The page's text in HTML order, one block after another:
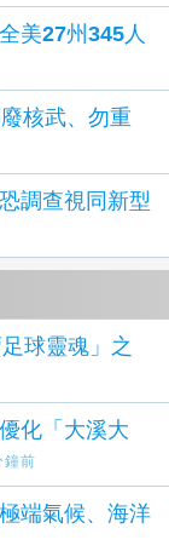
美27州345人
核武、勿重
調查視同新型
球靈魂」之
化「大溪大
鐘前
端氣候、海洋